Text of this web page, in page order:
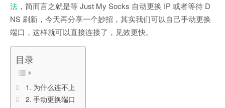
法 ，简而言之就是等 Just My Socks 自动更换 IP 或者等待 D
NS 刷新，今天再分享一个妙招，其实我们可以自己手动更换
端口，这样就可以直接连接了，见效更快。
目录
为什么连不上
手动更换端口